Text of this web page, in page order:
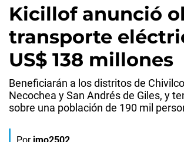
Kicillof anunció
transporte
US$ 138 millones
Beneficiarán a los distritos de
Necochea y San Andrés de Giles, y
sobre una población de 190 mil